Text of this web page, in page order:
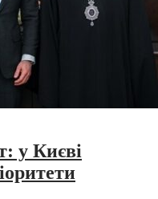
у Києві